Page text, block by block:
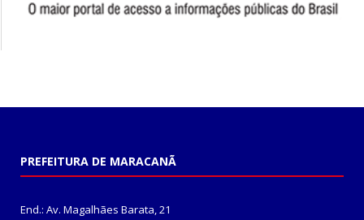
PREFEITURA DE MARACANÃ
End.: Av. Magalhães Barata, 21